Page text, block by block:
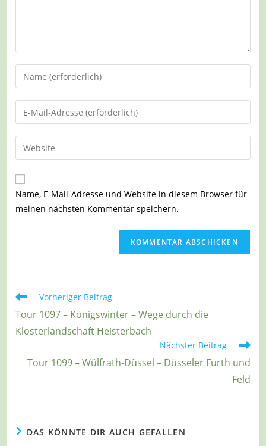
Gib
deinen
Namen
oder
zum
Kommentieren
ein
Gib
deine
E-
Mail-
zum
Kommentieren
ein
Gib
deine
Website-
URL
Name, E-Mail-Adresse und Website in diesem Browser für
meinen nächsten Kommentar speichern.
Weitere
ansehen
Vorheriger Beitrag
Tour 1097 – Königswinter – Wege durch die
Klosterlandschaft Heisterbach
Nächster Beitrag
Tour 1099 – Wülfrath-Düssel – Düsseler Furth und
Feld
DAS KÖNNTE DIR AUCH GEFALLEN